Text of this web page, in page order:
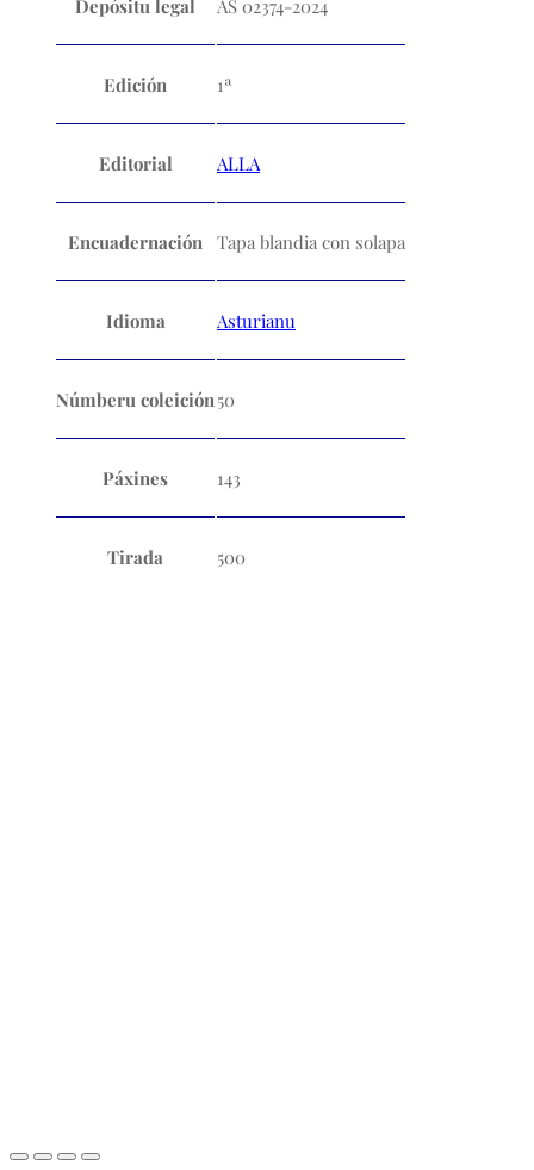
Depósitu legal AS 02374-2024
Edición 1ª
Editorial ALLA
Encuadernación Tapa blandia con solapa
Idioma Asturianu
Númberu coleición50
Páxines 143
Tirada 500